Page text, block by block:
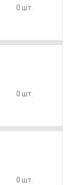
0 шт.
0 шт.
0 шт.